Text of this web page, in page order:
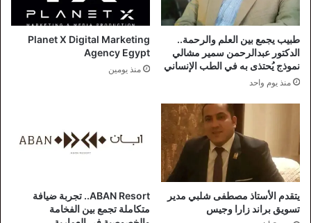
طبيب يجمع بين العلم والرحمة..
الدكتور عبدالرحمن سمير مشالي
نموذج يُحتذى به في الطب الإنساني
منذ يوم واحد
Planet X Digital Marketing
Agency Egypt
منذ يومين
يتقدم الأستاذ مصطفى شلبي مدير
تسويق براند زارا وجيس
ABAN Resort.. تجربة ضيافة
متكاملة تجمع بين الفخامة